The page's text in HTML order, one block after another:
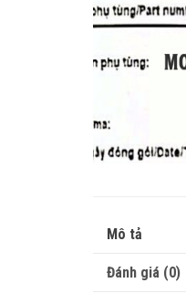
Mô tả
Đánh giá (0)